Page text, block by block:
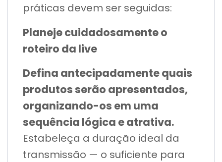
práticas devem ser seguidas:
Planeje cuidadosamente o
roteiro da live
Defina antecipadamente quais
produtos serão apresentados,
organizando-os em uma
sequência lógica e atrativa.
Estabeleça a duração ideal da
transmissão — o suficiente para